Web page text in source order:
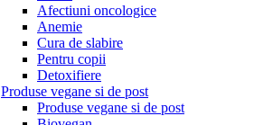
Afectiuni oncologice
Anemie
Cura de slabire
Pentru copii
Detoxifiere
Produse vegane si de post
Produse vegane si de post